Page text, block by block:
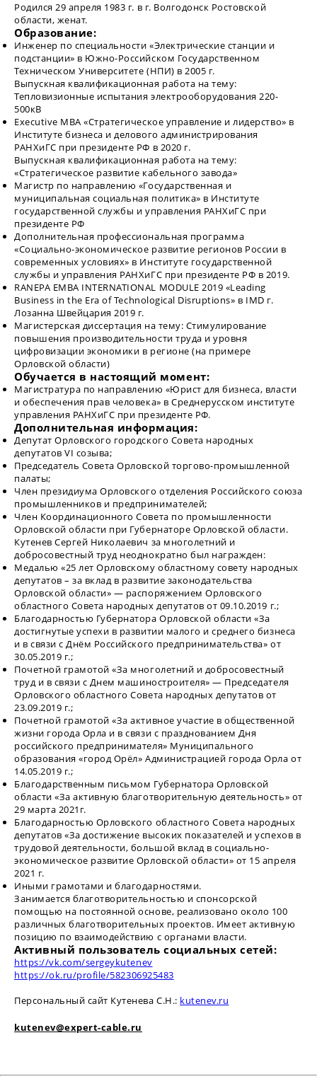
Родился 29 апреля 1983 г. в г. Волгодонск Ростовской
области, женат.
Образование:
Инженер по специальности «Электрические станции и
подстанции» в Южно-Российском Государственном
Техническом Университете (НПИ) в 2005 г.
Выпускная квалификационная работа на тему:
Тепловизионные испытания электрооборудования 220-
500кВ
Executive MBA «Стратегическое управление и лидерство» в
Институте бизнеса и делового администрирования
РАНХиГС при президенте РФ в 2020 г.
Выпускная квалификационная работа на тему:
«Стратегическое развитие кабельного завода»
Магистр по направлению «Государственная и
муниципальная социальная политика» в Институте
государственной службы и управления РАНХиГС при
президенте РФ
Дополнительная профессиональная программа
«Социально-экономическое развитие регионов России в
современных условиях» в Институте государственной
службы и управления РАНХиГС при президенте РФ в 2019.
RANEPA EMBA INTERNATIONAL MODULE 2019 «Leading
Business in the Era of Technological Disruptions» в IMD г.
Лозанна Швейцария 2019 г.
Магистерская диссертация на тему: Стимулирование
повышения производительности труда и уровня
цифровизации экономики в регионе (на примере
Орловской области)
Обучается в настоящий момент:
Магистратура по направлению «Юрист для бизнеса, власти
и обеспечения прав человека» в Среднерусском институте
управления РАНХиГС при президенте РФ.
Дополнительная информация:
Депутат Орловского городского Совета народных
депутатов VI созыва;
Председатель Совета Орловской торгово-промышленной
палаты;
Член президиума Орловского отделения Российского союза
промышленников и предпринимателей;
Член Координационного Совета по промышленности
Орловской области при Губернаторе Орловской области.
Кутенев Сергей Николаевич за многолетний и
добросовестный труд неоднократно был награжден:
Медалью «25 лет Орловскому областному совету народных
депутатов – за вклад в развитие законодательства
Орловской области» — распоряжением Орловского
областного Совета народных депутатов от 09.10.2019 г.;
Благодарностью Губернатора Орловской области «За
достигнутые успехи в развитии малого и среднего бизнеса
и в связи с Днём Российского предпринимательства» от
30.05.2019 г.;
Почетной грамотой «За многолетний и добросовестный
труд и в связи с Днем машиностроителя» — Председателя
Орловского областного Совета народных депутатов от
23.09.2019 г.;
Почетной грамотой «За активное участие в общественной
жизни города Орла и в связи с празднованием Дня
российского предпринимателя» Муниципального
образования «город Орёл» Администрацией города Орла от
14.05.2019 г.;
Благодарственным письмом Губернатора Орловской
области «За активную благотворительную деятельность» от
29 марта 2021г.
Благодарностью Орловского областного Совета народных
депутатов «За достижение высоких показателей и успехов в
трудовой деятельности, большой вклад в социально-
экономическое развитие Орловской области» от 15 апреля
2021 г.
Иными грамотами и благодарностями.
Занимается благотворительностью и спонсорской
помощью на постоянной основе, реализовано около 100
различных благотворительных проектов. Имеет активную
позицию по взаимодействию с органами власти.
Активный пользователь социальных сетей:
https://vk.com/sergeykutenev
https://ok.ru/profile/582306925483
Персональный сайт Кутенева С.Н.: kutenev.ru
kutenev@expert-cable.ru